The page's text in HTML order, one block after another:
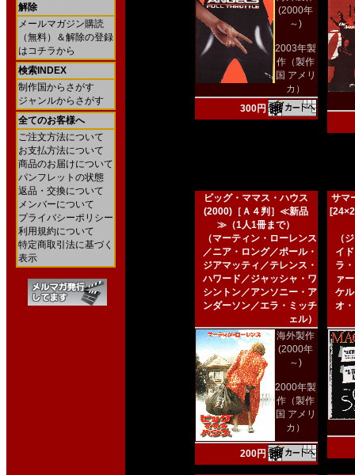
解除
メールマガジン購読
（無料）＆解除の登録
はコチラから
検索INDEX
制作国からさがす
ジャンルからさがす
全てのお客様へ
ご注文方法について
お支払方法について
商品のお届けについて
パンフレットの状態
返品・交換について
メンバーについて
プライバシーポリシー
利用規約について
特定商取引法に基づく
表示
(2000年
～)
2003年製
作（製作
国 アメリ
カ）
300円
ビッグ・ママス・ハウス
(2000)［Ａ４判］≪新品
≫（1人1冊まで）
（マーティン・ローレンス
／ニア・ロング／ポール・
ジアマッティ／テレンス・
ハワード／ジャッシャ・ワ
シントン／アンソニー・ア
ンダーソン／エラ・ミッチ
ェル）
海外製作
(2000年
～)
2000年製
作（製作
国 アメリ
カ）
200円
サマ
（
イ
ラ
ァ
ケ
オ